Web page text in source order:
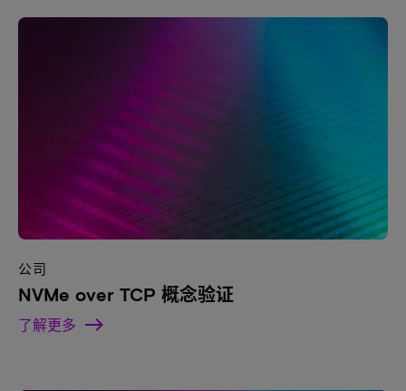
公司
NVMe over TCP 概念验证
了解更多